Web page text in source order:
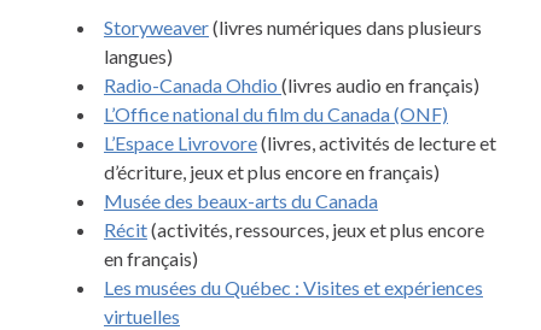
Storyweaver(livres numériques dans plusieurs
langues)
Radio-Canada Ohdio (livres audio en français)
L’Office national du film du Canada (ONF)
L’Espace Livrovore(livres, activités de lecture et
d’écriture, jeux et plus encore en français)
Musée des beaux-arts du Canada
Récit(activités, ressources, jeux et plus encore
en français)
Les musées du Québec : Visites et expériences
virtuelles